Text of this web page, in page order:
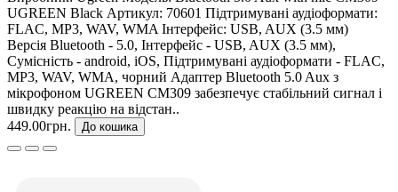
UGREEN Black Артикул: 70601 Підтримувані аудіоформати:
FLAC, MP3, WAV, WMA Інтерфейс: USB, AUX (3.5 мм)
Версія Bluetooth - 5.0, Інтерфейс - USB, AUX (3.5 мм),
Сумісність - android, iOS, Підтримувані аудіоформати - FLAC,
MP3, WAV, WMA, чорний Адаптер Bluetooth 5.0 Aux з
мікрофоном UGREEN CM309 забезпечує стабільний сигнал і
швидку реакцію на відстан..
449.00грн.
До кошика